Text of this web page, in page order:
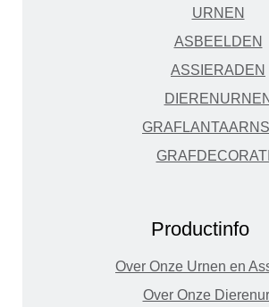
URNEN
ASBEELDEN
ASSIERADEN
DIERENURNEN
Productinfo
Over Onze Urnen en
Over Onze